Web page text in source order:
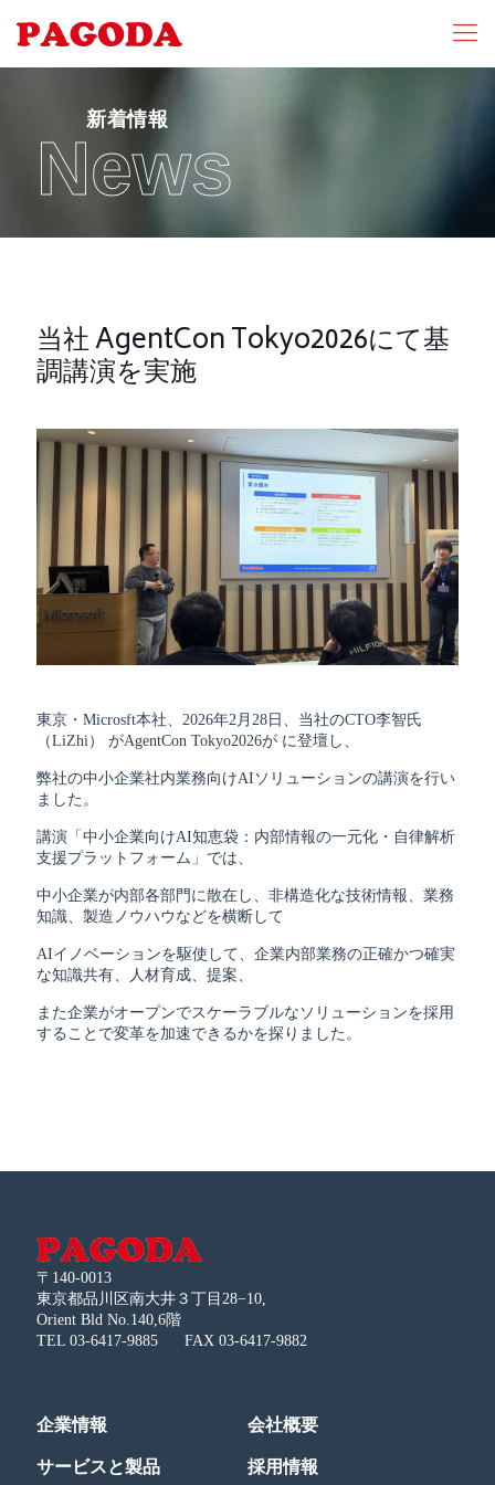
新着情報
News
当社 AgentCon Tokyo2026にて基
調講演を実施
東京・Microsft本社、2026年2月28日、当社のCTO李智氏
（LiZhi） がAgentCon Tokyo2026が に登壇し、
弊社の中小企業社内業務向けAIソリューションの講演を行い
ました。
講演「中小企業向けAI知恵袋：内部情報の一元化・自律解析
支援プラットフォーム」では、
中小企業が内部各部門に散在し、非構造化な技術情報、業務
知識、製造ノウハウなどを横断して
AIイノベーションを駆使して、企業内部業務の正確かつ確実
な知識共有、人材育成、提案、
また企業がオープンでスケーラブルなソリューションを採用
することで変革を加速できるかを探りました。
〒140-0013
東京都品川区南大井３丁目28−10,
Orient Bld No.140,6階
TEL 03-6417-9885
FAX 03-6417-9882
企業情報
サービスと製品
会社概要
採用情報